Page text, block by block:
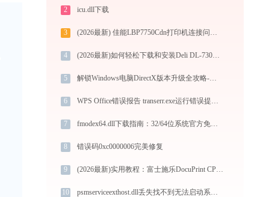
2 icu.dll下载
3 (2026最新) 佳能LBP7750Cdn打印机连接问题解决方法 - 金山毒霸
4 (2026最新)如何轻松下载和安装Deli DL-730C打印机驱动？跟着这篇指南走
5 解锁Windows电脑DirectX版本升级全攻略-金山毒霸
6 WPS Office错误报告 transerr.exe运行错误提示0xc000000d的解决办法
7 fmodex64.dll下载指南：32/64位系统官方免费下载与安装教程 | 解决游戏/软件报错
8 错误码0xc0000006完美修复
9 (2026最新)实用教程：富士施乐DocuPrint CP318dw打印机驱动的下载与安装技巧
10 psmserviceexthost.dll丢失找不到无法启动系统错误修复 - AI智能助手解决方案